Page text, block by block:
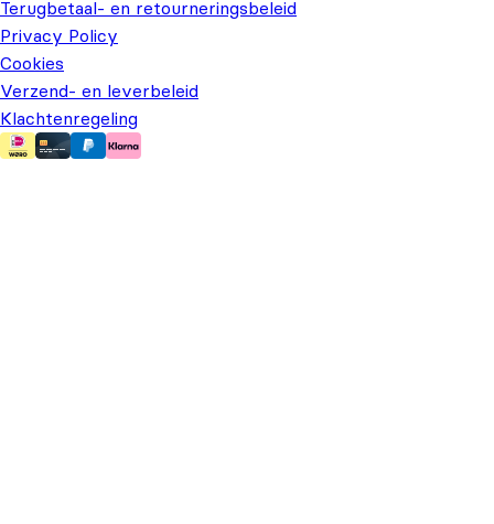
Terugbetaal- en retourneringsbeleid
Privacy Policy
Cookies
Verzend- en leverbeleid
Klachtenregeling